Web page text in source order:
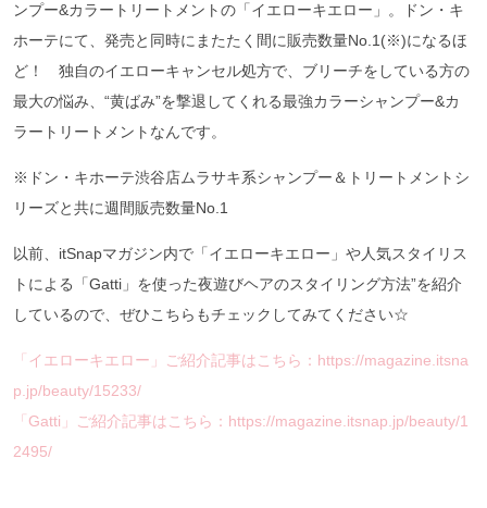
ンプー&カラートリートメントの「イエローキエロー」。ドン・キ
ホーテにて、発売と同時にまたたく間に販売数量No.1(※)になるほ
ど！ 独自のイエローキャンセル処方で、ブリーチをしている方の
最大の悩み、“黄ばみ”を撃退してくれる最強カラーシャンプー&カ
ラートリートメントなんです。
※ドン・キホーテ渋谷店ムラサキ系シャンプー＆トリートメントシ
リーズと共に週間販売数量No.1
以前、itSnapマガジン内で「イエローキエロー」や人気スタイリス
トによる「Gatti」を使った夜遊びヘアのスタイリング方法”を紹介
しているので、ぜひこちらもチェックしてみてください☆
「イエローキエロー」ご紹介記事はこちら： https://magazine.itsna
p.jp/beauty/15233/
「Gatti」ご紹介記事はこちら： https://magazine.itsnap.jp/beauty/1
2495/